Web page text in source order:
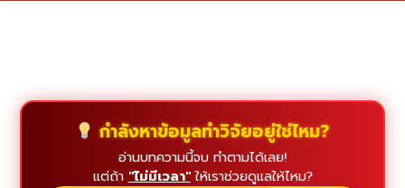
กำลังหาข้อมูลทำวิจัยอยู่ใช่ไหม?
อ่านบทความนี้จบ ทำตามได้เลย!
แต่ถ้า "ไม่มีเวลา"ให้เราช่วยดูแลให้ไหม?